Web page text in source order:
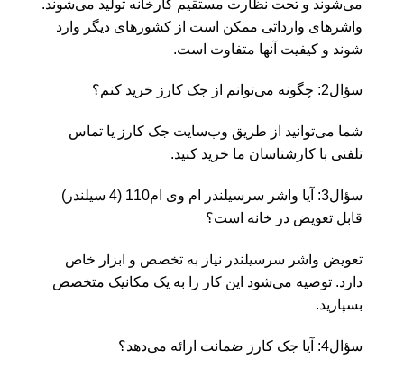
می‌شوند و تحت نظارت مستقیم کارخانه تولید می‌شوند.
واشرهای وارداتی ممکن است از کشورهای دیگر وارد
شوند و کیفیت آنها متفاوت است.
سؤال2: چگونه می‌توانم از جک کارز خرید کنم؟
شما می‌توانید از طریق وب‌سایت جک کارز یا تماس
تلفنی با کارشناسان ما خرید کنید.
سؤال3: آیا واشر سرسیلندر ام وی ام110 (4 سیلندر)
قابل تعویض در خانه است؟
تعویض واشر سرسیلندر نیاز به تخصص و ابزار خاص
دارد. توصیه می‌شود این کار را به یک مکانیک متخصص
بسپارید.
سؤال4: آیا جک کارز ضمانت ارائه می‌دهد؟